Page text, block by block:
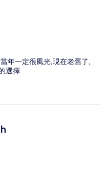
年一定很風光,現在老舊了,
選擇.